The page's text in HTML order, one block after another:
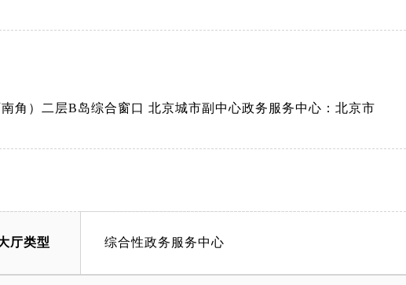
角）二层B岛综合窗口 北京城市副中心政务服务中心：北京市
厅类型 综合性政务服务中心